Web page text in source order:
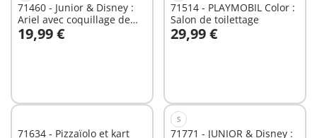
71460 - Junior & Disney :
Ariel avec coquillage de
bain
19,99 €
Au panier
71514 - PLAYMOBIL Color :
Salon de toilettage
29,99 €
Au panier
71634 - Pizzaïolo et kart
S
71771 - JUNIOR & Disney :